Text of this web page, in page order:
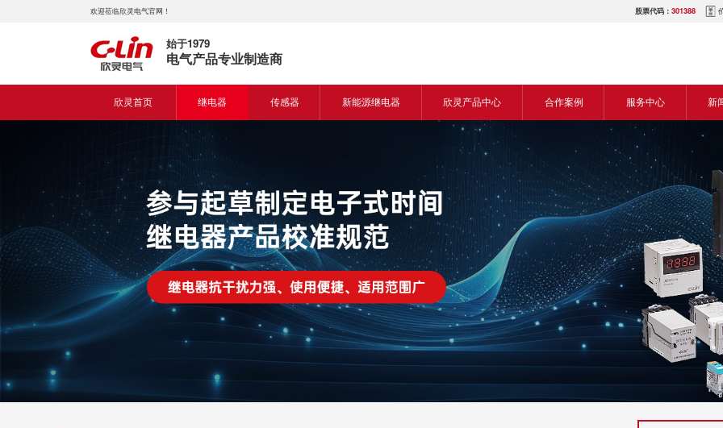
欢迎莅临欣灵电气官网！ 股票代码：301388
始于1979
电气产品专业制造商
欣灵首页 继电器
时间继电器
固体继电器
计数继电器
液位继电器
电磁继电器及插座
时控开关
传感器
光电开关
编码器
热电偶
热电阻
新能源继电器
新能源直流继电器
欣灵产品中心
传感器
电气传动与控制
仪器仪表
开关
配电控制
合作案例
食品机械行业
机床行业
塑料机械行业
建筑机械行业
包装机械行业
纺织机械行业
服务中心
营销网络
服务热线
电商平台
下载中心
视频中心
电气百科
常见问题
新